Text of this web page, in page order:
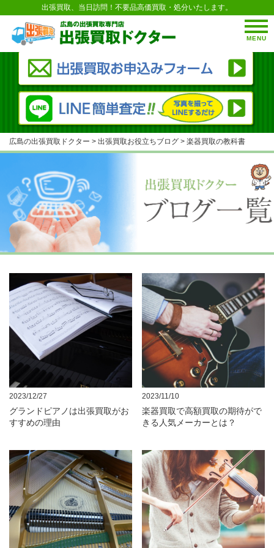
MENU
出張買取、当日訪問！不要品高価買取・処分いたします。
広島の出張買取ドクター > 出張買取お役立ちブログ > 楽器買取の教科書
2023/12/27
グランドピアノは出張買取がお
すすめの理由
2023/11/10
楽器買取で高額買取の期待がで
きる人気メーカーとは？